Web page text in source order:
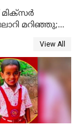
മിക്‌സര്‍
മറിഞ്ഞു;
View All